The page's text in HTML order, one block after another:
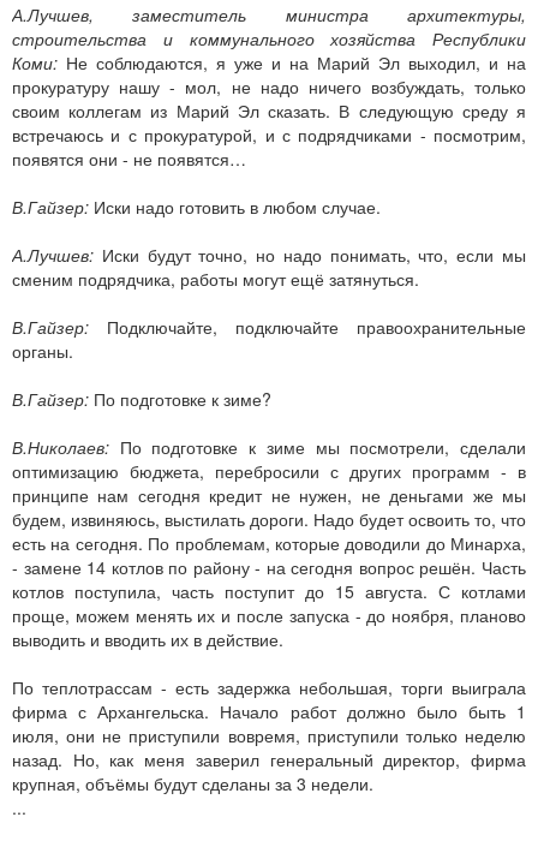
А.Лучшев, заместитель министра архитектуры,
строительства и коммунального хозяйства Республики
Коми: Не соблюдаются, я уже и на Марий Эл выходил, и на
прокуратуру нашу - мол, не надо ничего возбуждать, только
своим коллегам из Марий Эл сказать. В следующую среду я
встречаюсь и с прокуратурой, и с подрядчиками - посмотрим,
появятся они - не появятся…
В.Гайзер: Иски надо готовить в любом случае.
А.Лучшев: Иски будут точно, но надо понимать, что, если мы
сменим подрядчика, работы могут ещё затянуться.
В.Гайзер: Подключайте, подключайте правоохранительные
органы.
В.Гайзер: По подготовке к зиме?
В.Николаев: По подготовке к зиме мы посмотрели, сделали
оптимизацию бюджета, перебросили с других программ - в
принципе нам сегодня кредит не нужен, не деньгами же мы
будем, извиняюсь, выстилать дороги. Надо будет освоить то, что
есть на сегодня. По проблемам, которые доводили до Минарха,
- замене 14 котлов по району - на сегодня вопрос решён. Часть
котлов поступила, часть поступит до 15 августа. С котлами
проще, можем менять их и после запуска - до ноября, планово
выводить и вводить их в действие.
По теплотрассам - есть задержка небольшая, торги выиграла
фирма с Архангельска. Начало работ должно было быть 1
июля, они не приступили вовремя, приступили только неделю
назад. Но, как меня заверил генеральный директор, фирма
крупная, объёмы будут сделаны за 3 недели.
...